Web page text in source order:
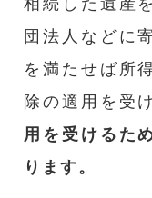
団法人などに
を満たせば所
除の適用を受
用を受けるた
ります。